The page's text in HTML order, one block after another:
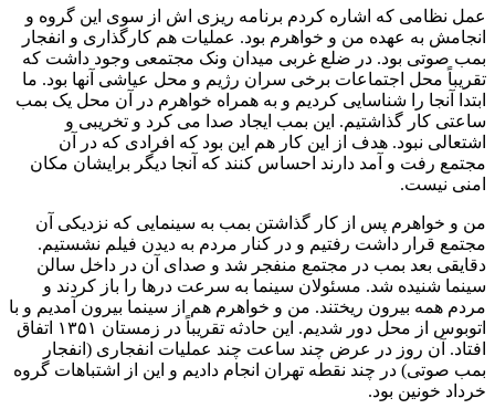
عمل نظامی که اشاره کردم برنامه ریزی اش از سوی این گروه و
انجامش به عهده من و خواهرم بود. عملیات هم کارگذاری و انفجار
بمب صوتی بود. در ضلع غربی میدان ونک مجتمعی وجود داشت که
تقریباً محل اجتماعات برخی سران رژیم و محل عیاشی آنها بود. ما
ابتدا آنجا را شناسایی کردیم و به همراه خواهرم در آن محل یک بمب
ساعتی کار گذاشتیم. این بمب ایجاد صدا می کرد و تخریبی و
اشتعالی نبود. هدف از این کار هم این بود که افرادی که در آن
مجتمع رفت و آمد دارند احساس کنند که آنجا دیگر برایشان مکان
امنی نیست.
من و خواهرم پس از کار گذاشتن بمب به سینمایی که نزدیکی آن
مجتمع قرار داشت رفتیم و در کنار مردم به دیدن فیلم نشستیم.
دقایقی بعد بمب در مجتمع منفجر شد و صدای آن در داخل سالن
سینما شنیده شد. مسئولان سینما به سرعت درها را باز کردند و
مردم همه بیرون ریختند. من و خواهرم هم از سینما بیرون آمدیم و با
اتوبوس از محل دور شدیم. این حادثه تقریباً در زمستان ۱۳۵۱ اتفاق
افتاد. آن روز در عرض چند ساعت چند عملیات انفجاری (انفجار
بمب صوتی) در چند نقطه تهران انجام دادیم و این از اشتباهات گروه
خرداد خونین بود.